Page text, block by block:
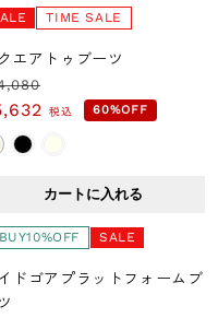
TIME SALE
エアトゥブーツ
税込 60%OFF
カートに入れる
SALE
ドゴアプラットフォームブ